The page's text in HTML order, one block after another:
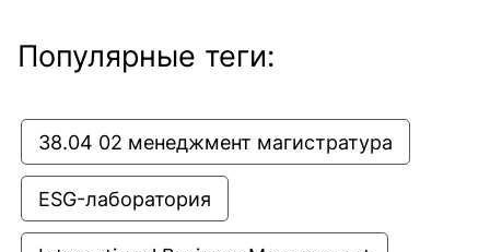
Популярные теги:
38.04 02 менеджмент магистратура
ESG-лаборатория